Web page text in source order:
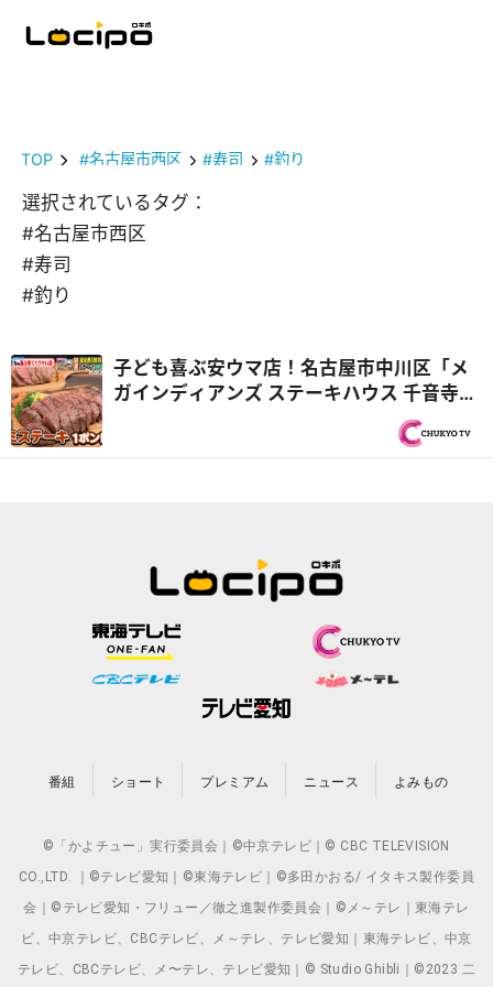
TOP #名古屋市西区 #寿司 #釣り
選択されているタグ：
#名古屋市西区
#寿司
#釣り
子ども喜ぶ安ウマ店！名古屋市中川区「メ
ガインディアンズ ステーキハウス 千音寺
店」総工費1億円超のキッズパーク『PS純
番組 ショート プレミアム ニュース よみもの
©「かよチュー」実行委員会｜©中京テレビ｜© CBC TELEVISION
CO.,LTD. ｜©テレビ愛知｜©東海テレビ｜©多田かおる/ イタキス製作委員
会｜©テレビ愛知・フリュー／徹之進製作委員会｜©メ～テレ｜東海テレ
ビ、中京テレビ、CBCテレビ、メ～テレ、テレビ愛知｜東海テレビ、中京
テレビ、CBCテレビ、メ〜テレ、テレビ愛知｜© Studio Ghibli｜©2023 二